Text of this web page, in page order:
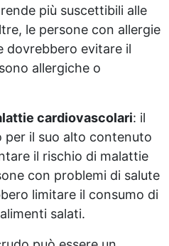
più suscettibili alle
le persone con allergie
dovrebbero evitare il
allergiche o
cardiovascolari: il
il suo alto contenuto
il rischio di malattie
con problemi di salute
limitare il consumo di
salati.